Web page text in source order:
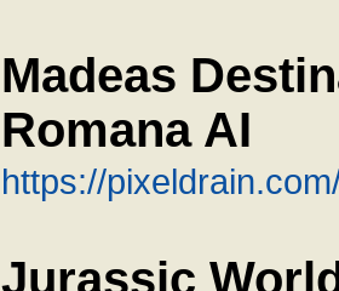
Madeas
Romana AI
https://
Jurassic